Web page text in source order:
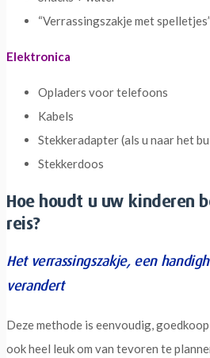
“Verrassingszakje met
Elektronica
Opladers voor telefoons
Kabels
Stekkeradapter (als u naar het
Stekkerdoos
Hoe houdt u uw kinderen
reis?
Het verrassingszakje, een
verandert
Deze methode is eenvoudig,
ook heel leuk om van tevoren te